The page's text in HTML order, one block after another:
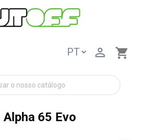
shopping_cart

65 Evo